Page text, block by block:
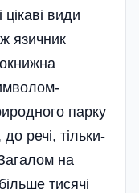
види
язичник
парку
речі, тільки-
на
тисячі